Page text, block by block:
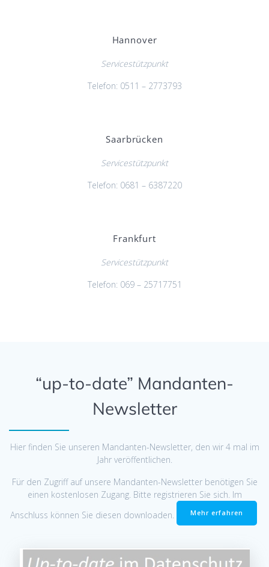
Hannover
Servicestützpunkt
Telefon: 0511 – 2773793
Saarbrücken
Servicestützpunkt
Telefon: 0681 – 6387220
Frankfurt
Servicestützpunkt
Telefon: 069 – 25717751
“up-to-date” Mandanten-
Newsletter
Hier finden Sie unseren Mandanten-Newsletter, den wir 4 mal im
Jahr veröffentlichen.
Für den Zugriff auf unsere Mandanten-Newsletter benötigen Sie
einen kostenlosen Zugang. Bitte registrieren Sie sich. Im
Anschluss können Sie diesen downloaden.
Mehr erfahren